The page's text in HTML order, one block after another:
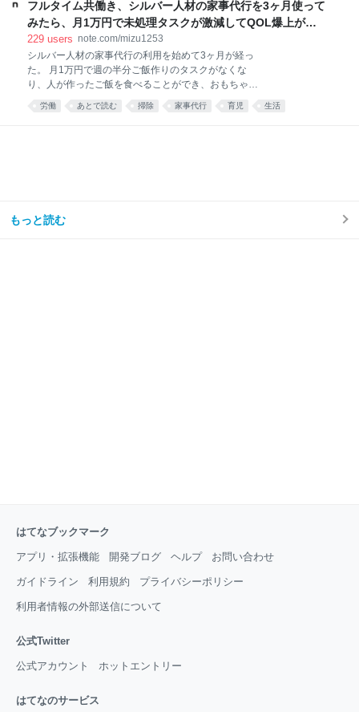
こっちがいい。 pic.x.com/Qf4rbfrpij 2026-06-28
10:48:11
フルタイム共働き、シルバー人材の家事代行を3ヶ月使って
みたら、月1万円で未処理タスクが激減してQOL爆上がり
した話。｜みず
229 users note.com/mizu1253
シルバー人材の家事代行の利用を始めて3ヶ月が経っ
た。 月1万円で週の半分ご飯作りのタスクがなくな
り、人が作ったご飯を食べることができ、おもちゃが
なくなり、トイレ掃除は頻度が半分くらいになった。
が1人。 毎日時間との戦い。 私は仕事終わりに家事を
楽しくテキパキとできる方ではない。ついだらけてし
労働 あとで読む 掃除 家事代行 育児 生活
もっと読む
はてなブックマーク
アプリ・拡張機能 開発ブログ ヘルプ お問い合わせ
ガイドライン 利用規約 プライバシーポリシー
利用者情報の外部送信について
公式Twitter
公式アカウント ホットエントリー
はてなのサービス